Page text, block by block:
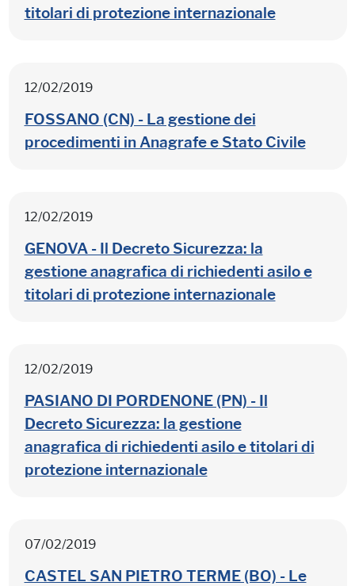
titolari di protezione internazionale
12/02/2019
FOSSANO (CN) - La gestione dei
procedimenti in Anagrafe e Stato Civile
12/02/2019
GENOVA - Il Decreto Sicurezza: la
gestione anagrafica di richiedenti asilo e
titolari di protezione internazionale
12/02/2019
PASIANO DI PORDENONE (PN) - Il
Decreto Sicurezza: la gestione
anagrafica di richiedenti asilo e titolari di
protezione internazionale
07/02/2019
CASTEL SAN PIETRO TERME (BO) - Le